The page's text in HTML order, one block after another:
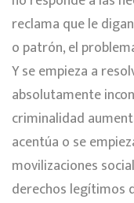
reclama que le
o patrón, el
Y se empieza a
absolutamente
criminalidad
acentúa o se
movilizaciones
derechos legítimos